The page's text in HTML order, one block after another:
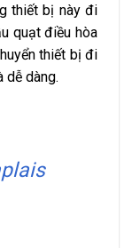
thiết bị này đi
quạt điều hòa
thiết bị đi
dễ dàng.